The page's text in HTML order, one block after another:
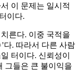
이 문제는 일시적
이다.
른다. 이중 국적을
다. 따라서 다른 사람
터이다. 신뢰성이
그들은 큰 불이익을